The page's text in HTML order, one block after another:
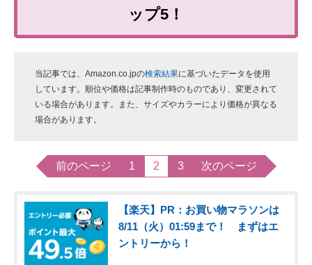
ップ5！
当記事では、Amazon.co.jpの検索結果に基づいたデータを使用
しています。順位や価格は記事制作時のものであり、変更されて
いる場合があります。また、サイズやカラーにより価格が異なる
場合があります。
前のページ 1 2 3 次のページ
【楽天】PR：お買い物マラソンは
8/11（火）01:59まで！ まずはエ
ントリーから！